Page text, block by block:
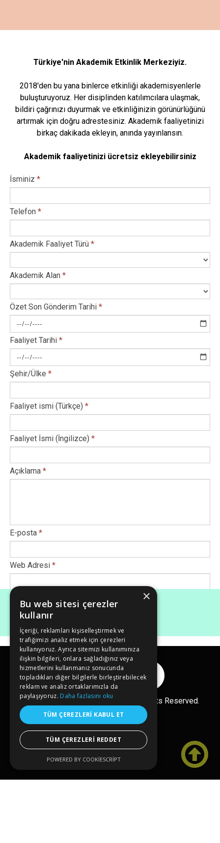

Türkiye'nin Akademik Etkinlik Merkeziyiz.
2018'den bu yana binlerce etkinliği akademisyenlerle
buluşturuyoruz. Her disiplinden katılımcılara ulaşmak,
bildiri çağrınızı duyurmak ve etkinliğinizin görünürlüğünü
artırmak için doğru adrestesiniz. Akademik faaliyetinizi
birkaç dakikada ekleyin, anında yayınlansın.
Akademik faaliyetinizi ücretsiz ekleyebilirsiniz
İsminiz *
Telefon *
Akademik Faaliyet Türü *
Akademik Alan *
Özet Son Gönderim Tarihi *
Faaliyet Tarihi *
Şehir/Ülke *
Faaliyet ismi (Türkçe) *
Faaliyet İsmi (İngilizce) *
Açıklama *
E-posta *
Web Adresi *
Afiş Ekle
Maksimum dosya boyutu (Mb): 50
Ücretsiz Ekle
Reklam Ver
Copyright© 2026 kongreler.net All Rights Reserved.
×
Bu web sitesi çerezler
kullanır
İçeriği, reklamları kişiselleştirmek ve
trafiğimizi analiz etmek için çerezleri
kullanıyoruz. Ayrıca sitemizi kullanımınıza
ilişkin bilgileri, onlara sağladığınız veya
hizmetlerini kullanmanız sonucunda
topladıkları diğer bilgilerle birleştirebilecek
reklam ve analiz ortaklarımızla da
paylaşıyoruz. Daha fazlasını oku
TÜM ÇEREZLERI KABUL ET
TÜM ÇEREZLERI REDDET
POWERED BY COOKIESCRIPT